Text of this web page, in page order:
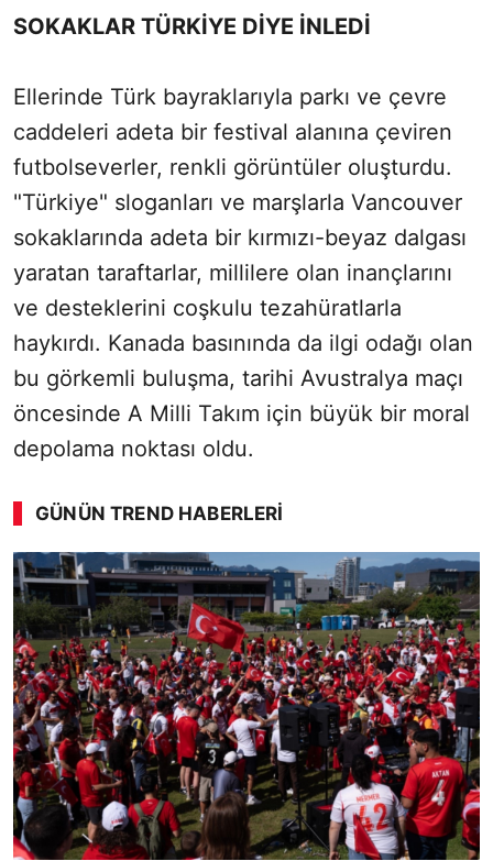
SOKAKLAR TÜRKİYE DİYE İNLEDİ
Ellerinde Türk bayraklarıyla parkı ve çevre
caddeleri adeta bir festival alanına çeviren
futbolseverler, renkli görüntüler oluşturdu.
"Türkiye" sloganları ve marşlarla Vancouver
sokaklarında adeta bir kırmızı-beyaz dalgası
yaratan taraftarlar, millilere olan inançlarını
ve desteklerini coşkulu tezahüratlarla
haykırdı. Kanada basınında da ilgi odağı olan
bu görkemli buluşma, tarihi Avustralya maçı
öncesinde A Milli Takım için büyük bir moral
depolama noktası oldu.
GÜNÜN TREND HABERLERI
00:02 / 08:15
Sesi Aç